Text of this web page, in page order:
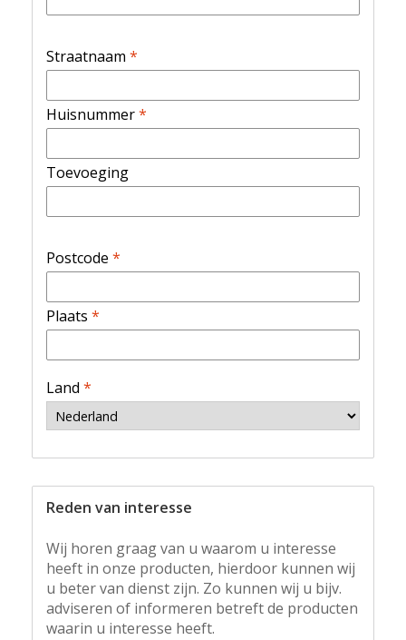
Straatnaam *
Huisnummer*
Toevoeging
Postcode *
Plaats *
Land *
Reden van interesse
Wij horen graag van u waarom u interesse
heeft in onze producten, hierdoor kunnen wij
u beter van dienst zijn. Zo kunnen wij u bijv.
adviseren of informeren betreft de producten
waarin u interesse heeft.